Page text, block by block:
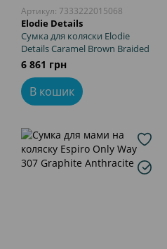
Артикул: 7333222015068
Elodie Details
Сумка для коляски Elodie
Details Caramel Brown Braided
6 861 грн
В кошик